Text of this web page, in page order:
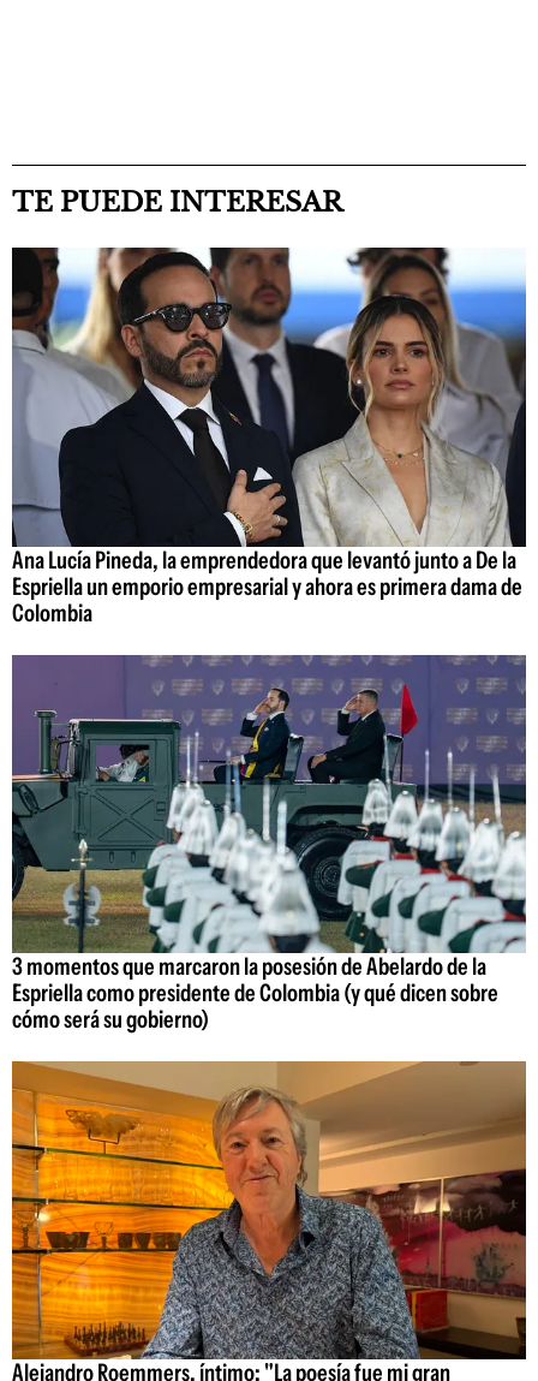
TE PUEDE INTERESAR
Ana Lucía Pineda, la emprendedora que levantó junto a De la
Espriella un emporio empresarial y ahora es primera dama de
Colombia
3 momentos que marcaron la posesión de Abelardo de la
Espriella como presidente de Colombia (y qué dicen sobre
cómo será su gobierno)
Alejandro Roemmers, íntimo: "La poesía fue mi gran